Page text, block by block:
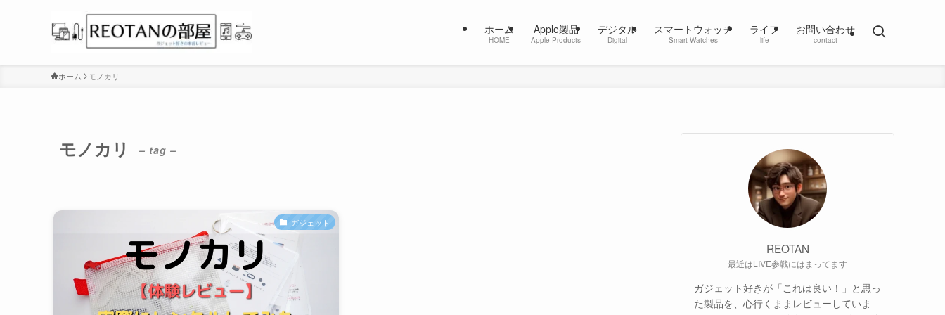
ホーム
HOME
Apple製品
Apple Products
デジタル
Digital
スマートウォッチ
Smart Watches
ライフ
life
お問い合わせ
contact
ホーム モノカリ
モノカリ – tag –
ガジェット
REOTAN
最近はLIVE参戦にはまってます
ガジェット好きが「これは良い！」と思っ
た製品を、心行くままレビューしていま